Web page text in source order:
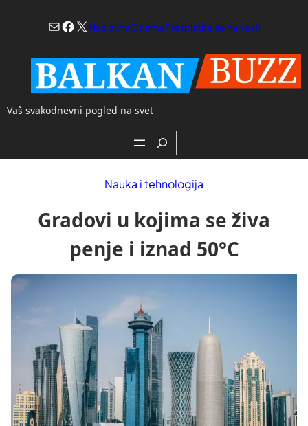
Mail
Facebook
X NaslovnaO namaPretplatite se na vesti
Vaš svakodnevni pogled na svet
Search
Nauka i tehnologija
Gradovi u kojima se živa
penje i iznad 50°C